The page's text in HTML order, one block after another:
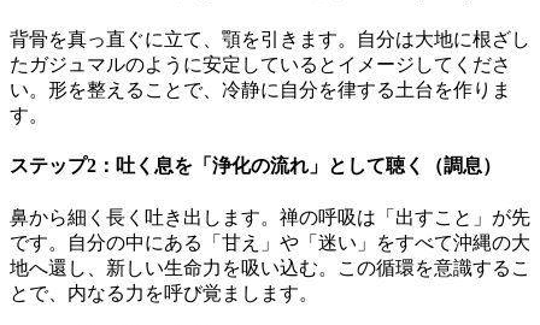
背骨を真っ直ぐに立て、顎を引きます。自分は大地に根ざし
たガジュマルのように安定しているとイメージしてくださ
い。形を整えることで、冷静に自分を律する土台を作りま
す。
ステップ2：吐く息を「浄化の流れ」として聴く（調息）
鼻から細く長く吐き出します。禅の呼吸は「出すこと」が先
です。自分の中にある「甘え」や「迷い」をすべて沖縄の大
地へ還し、新しい生命力を吸い込む。この循環を意識するこ
とで、内なる力を呼び覚まします。